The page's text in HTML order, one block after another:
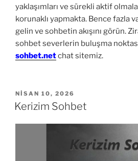
yaklaşımları ve sürekli aktif
korunaklı yapmakta. Bence fazla
gelin ve sohbetin akışını görün.
sohbet severlerin buluşma
sohbet.netchat sitemiz.
YAYIM
TARIHI
NISAN 10, 2026
Kerizim Sohbet